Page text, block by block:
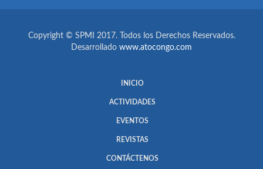
Copyright © SPMI 2017. Todos los Derechos Reservados.
Desarrollado www.atocongo.com
INICIO
ACTIVIDADES
EVENTOS
REVISTAS
CONTÁCTENOS